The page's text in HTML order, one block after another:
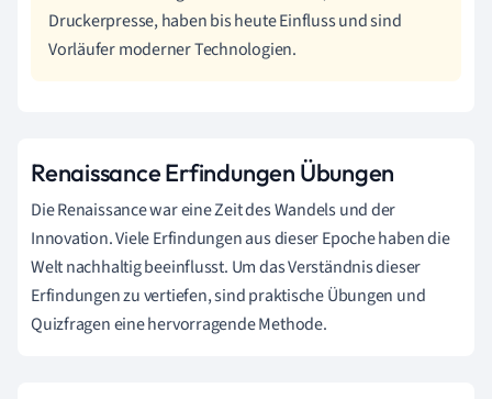
Druckerpresse, haben bis heute Einfluss und sind
Vorläufer moderner Technologien.
Renaissance Erfindungen Übungen
Die Renaissance war eine Zeit des Wandels und der
Innovation. Viele Erfindungen aus dieser Epoche haben die
Welt nachhaltig beeinflusst. Um das Verständnis dieser
Erfindungen zu vertiefen, sind praktische Übungen und
Quizfragen eine hervorragende Methode.